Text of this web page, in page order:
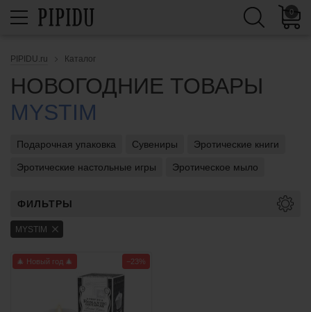
0
PIPIDU.ru Каталог
НОВОГОДНИЕ ТОВАРЫ
MYSTIM
Подарочная упаковка Сувениры Эротические книги
Эротические настольные игры Эротическое мыло
ФИЛЬТРЫ
MYSTIM
🎄 Новый год 🎄 −23%